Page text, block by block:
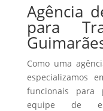
Agência
para
Como uma
especializamos
funcionais para
equipe de